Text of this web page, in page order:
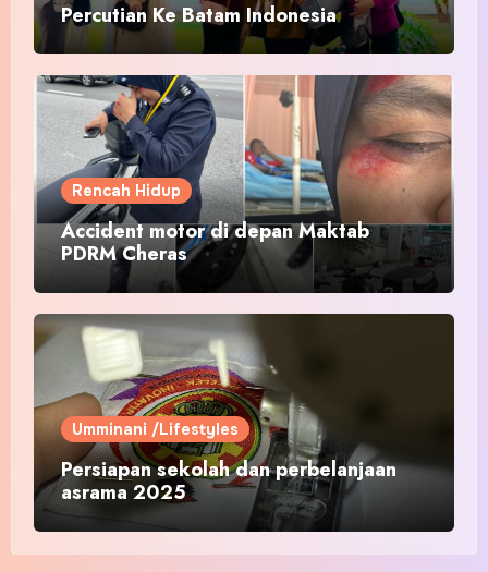
Percutian Ke Batam Indonesia
Rencah Hidup
Accident motor di depan Maktab
PDRM Cheras
Umminani /Lifestyles
Persiapan sekolah dan perbelanjaan
asrama 2025